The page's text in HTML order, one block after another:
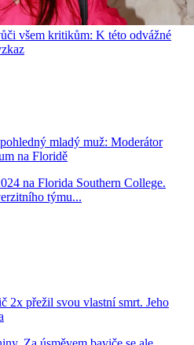
všem kritikům: K této odvážné
mladý muž: Moderátor
na Floridě
na Florida Southern College.
týmu...
2x přežil svou vlastní smrt. Jeho